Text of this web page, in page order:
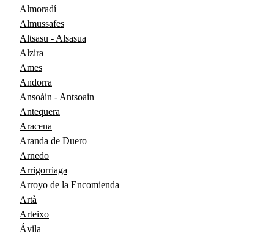
Almoradí
Almussafes
Altsasu - Alsasua
Alzira
Ames
Andorra
Ansoáin - Antsoain
Antequera
Aracena
Aranda de Duero
Arnedo
Arrigorriaga
Arroyo de la Encomienda
Artà
Arteixo
Ávila